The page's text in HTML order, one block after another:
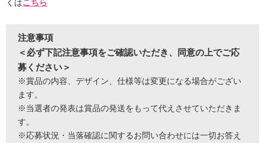
くはこちら
注意事項
＜必ず下記注意事項をご確認いただき、同意の上でご応
募ください＞
※賞品の内容、デザイン、仕様等は変更になる場合がござい
ます。
※当選者の発表は賞品の発送をもって代えさせていただきま
す。
※応募状況・当落確認に関するお問い合わせには一切お答え